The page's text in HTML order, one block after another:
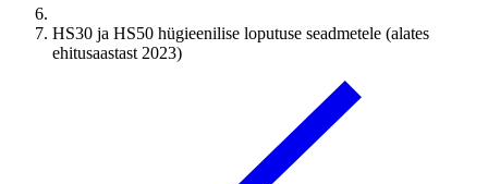
HS30 ja HS50 hügieenilise loputuse seadmetele (alates
ehitusaastast 2023)